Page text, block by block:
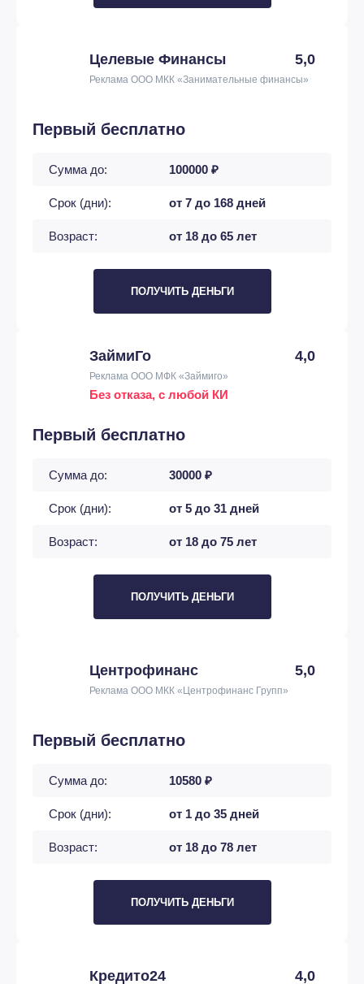
Целевые Финансы 5,0
Реклама ООО МКК «Занимательные финансы»
Первый бесплатно
Сумма до: 100000 ₽
Срок (дни): от 7 до 168 дней
Возраст: от 18 до 65 лет
ПОЛУЧИТЬ ДЕНЬГИ
ЗаймиГо 4,0
Реклама ООО МФК «Займиго»
Без отказа, с любой КИ
Первый бесплатно
Сумма до: 30000 ₽
Срок (дни): от 5 до 31 дней
Возраст: от 18 до 75 лет
ПОЛУЧИТЬ ДЕНЬГИ
Центрофинанс 5,0
Реклама ООО МКК «Центрофинанс Групп»
Первый бесплатно
Сумма до: 10580 ₽
Срок (дни): от 1 до 35 дней
Возраст: от 18 до 78 лет
ПОЛУЧИТЬ ДЕНЬГИ
Кредито24 4,0